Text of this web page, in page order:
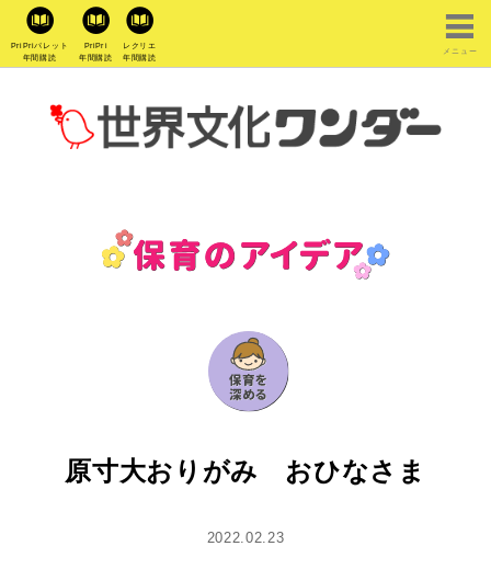
PriPriパレット
年間購読
PriPri
年間購読
レクリエ
年間購読
メニュー
原寸大おりがみ おひなさま
2022.02.23